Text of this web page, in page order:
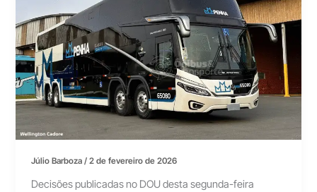
Júlio Barboza/2 de fevereiro de 2026
Decisões publicadas no DOU desta segunda-feira